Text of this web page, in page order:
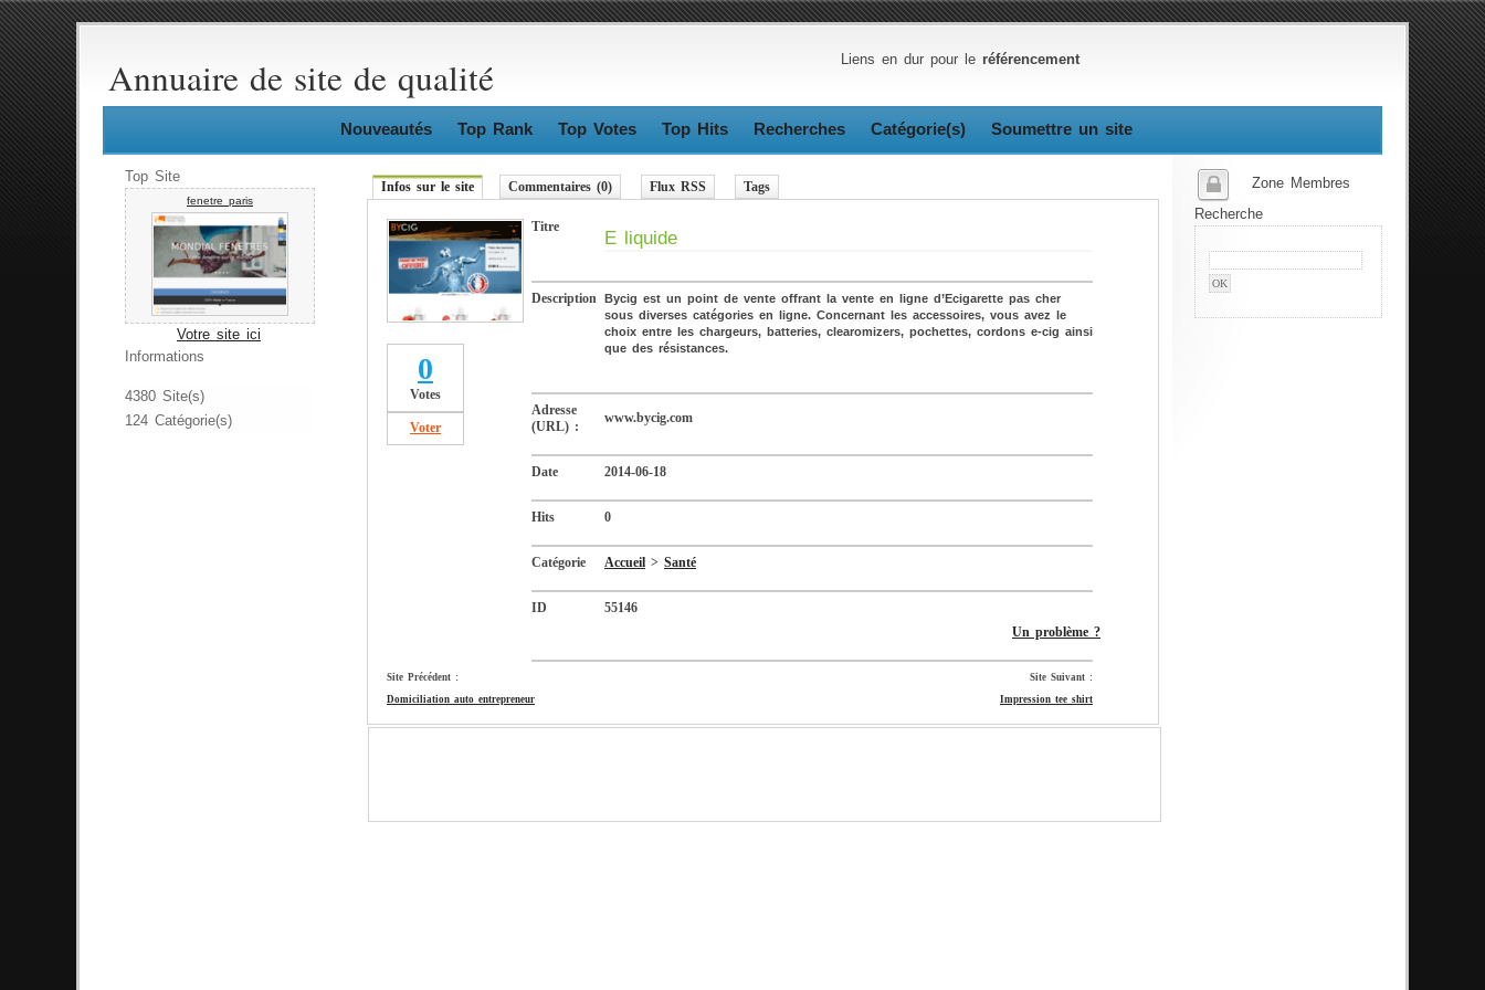
Annuaire de site de qualité Liens en dur pour le référencement
Nouveautés Top Rank Top Votes Top Hits Recherches Catégorie(s) Soumettre un site
Top Site
fenetre paris
Votre site ici
Informations
4380 Site(s)
124 Catégorie(s)
Zone Membres
Recherche
Infos sur le site Commentaires (0) Flux RSS Tags
0
Votes
Voter
Titre
E liquide
Description Bycig est un point de vente offrant la vente en ligne d’Ecigarette pas cher
sous diverses catégories en ligne. Concernant les accessoires, vous avez le
choix entre les chargeurs, batteries, clearomizers, pochettes, cordons e-cig ainsi
que des résistances.
Adresse
(URL) :
www.bycig.com
Date 2014-06-18
Hits 0
Catégorie Accueil > Santé
ID
55146
Un problème ?
Site Précédent :
Site Suivant :
Domiciliation auto entrepreneur
Impression tee shirt